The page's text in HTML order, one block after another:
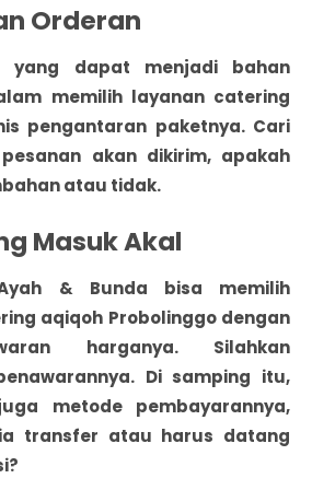
Orderan
yang dapat menjadi bahan
memilih layanan catering
pengantaran paketnya. Cari
akan dikirim, apakah
atau tidak.
Masuk Akal
& Bunda bisa memilih
aqiqoh Probolinggo dengan
harganya. Silahkan
Di samping itu,
metode pembayarannya,
transfer atau harus datang